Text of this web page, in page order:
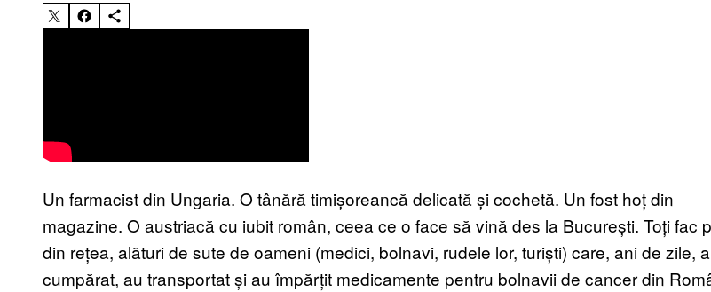
Un farmacist din Ungaria. O tânără timișoreancă delicată și cochetă. Un fost hoț din
magazine. O austriacă cu iubit român, ceea ce o face să vină des la București. Toți fac
din rețea, alături de sute de oameni (medici, bolnavi, rudele lor, turiști) care, ani de zile,
cumpărat, au transportat și au împărțit medicamente pentru bolnavii de cancer din